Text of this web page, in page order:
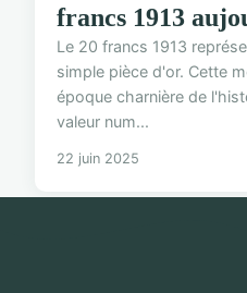
francs 1913
Le 20 francs 1913
simple pièce d'or. Cette
époque charnière de
valeur num...
22 juin 2025